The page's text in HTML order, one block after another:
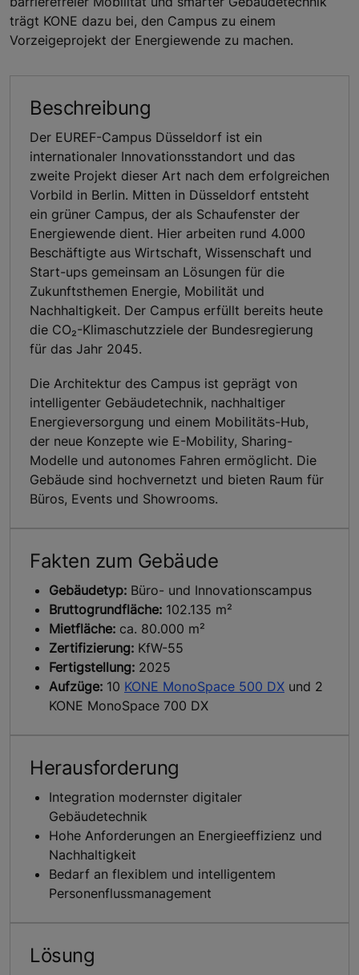
trägt KONE dazu bei, den Campus zu einem
Vorzeigeprojekt der Energiewende zu machen.
Beschreibung
Der EUREF-Campus Düsseldorf ist ein
internationaler Innovationsstandort und das
zweite Projekt dieser Art nach dem erfolgreichen
Vorbild in Berlin. Mitten in Düsseldorf entsteht
ein grüner Campus, der als Schaufenster der
Energiewende dient. Hier arbeiten rund 4.000
Beschäftigte aus Wirtschaft, Wissenschaft und
Start-ups gemeinsam an Lösungen für die
Zukunftsthemen Energie, Mobilität und
Nachhaltigkeit. Der Campus erfüllt bereits heute
die CO₂-Klimaschutzziele der Bundesregierung
für das Jahr 2045.
Die Architektur des Campus ist geprägt von
intelligenter Gebäudetechnik, nachhaltiger
Energieversorgung und einem Mobilitäts-Hub,
der neue Konzepte wie E-Mobility, Sharing-
Modelle und autonomes Fahren ermöglicht. Die
Gebäude sind hochvernetzt und bieten Raum für
Büros, Events und Showrooms.
Fakten zum Gebäude
Gebäudetyp: Büro- und Innovationscampus
Bruttogrundfläche: 102.135 m²
Mietfläche: ca. 80.000 m²
Zertifizierung: KfW-55
Fertigstellung: 2025
Aufzüge: 10 KONE MonoSpace 500 DX und 2
KONE MonoSpace 700 DX
Herausforderung
Integration modernster digitaler
Gebäudetechnik
Hohe Anforderungen an Energieeffizienz und
Nachhaltigkeit
Bedarf an flexiblem und intelligentem
Personenflussmanagement
Lösung